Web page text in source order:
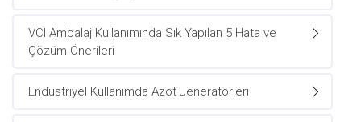
VCI Ambalaj Kullanımında Sık Yapılan 5 Hata ve
Çözüm Önerileri
Endüstriyel Kullanımda Azot Jeneratörleri